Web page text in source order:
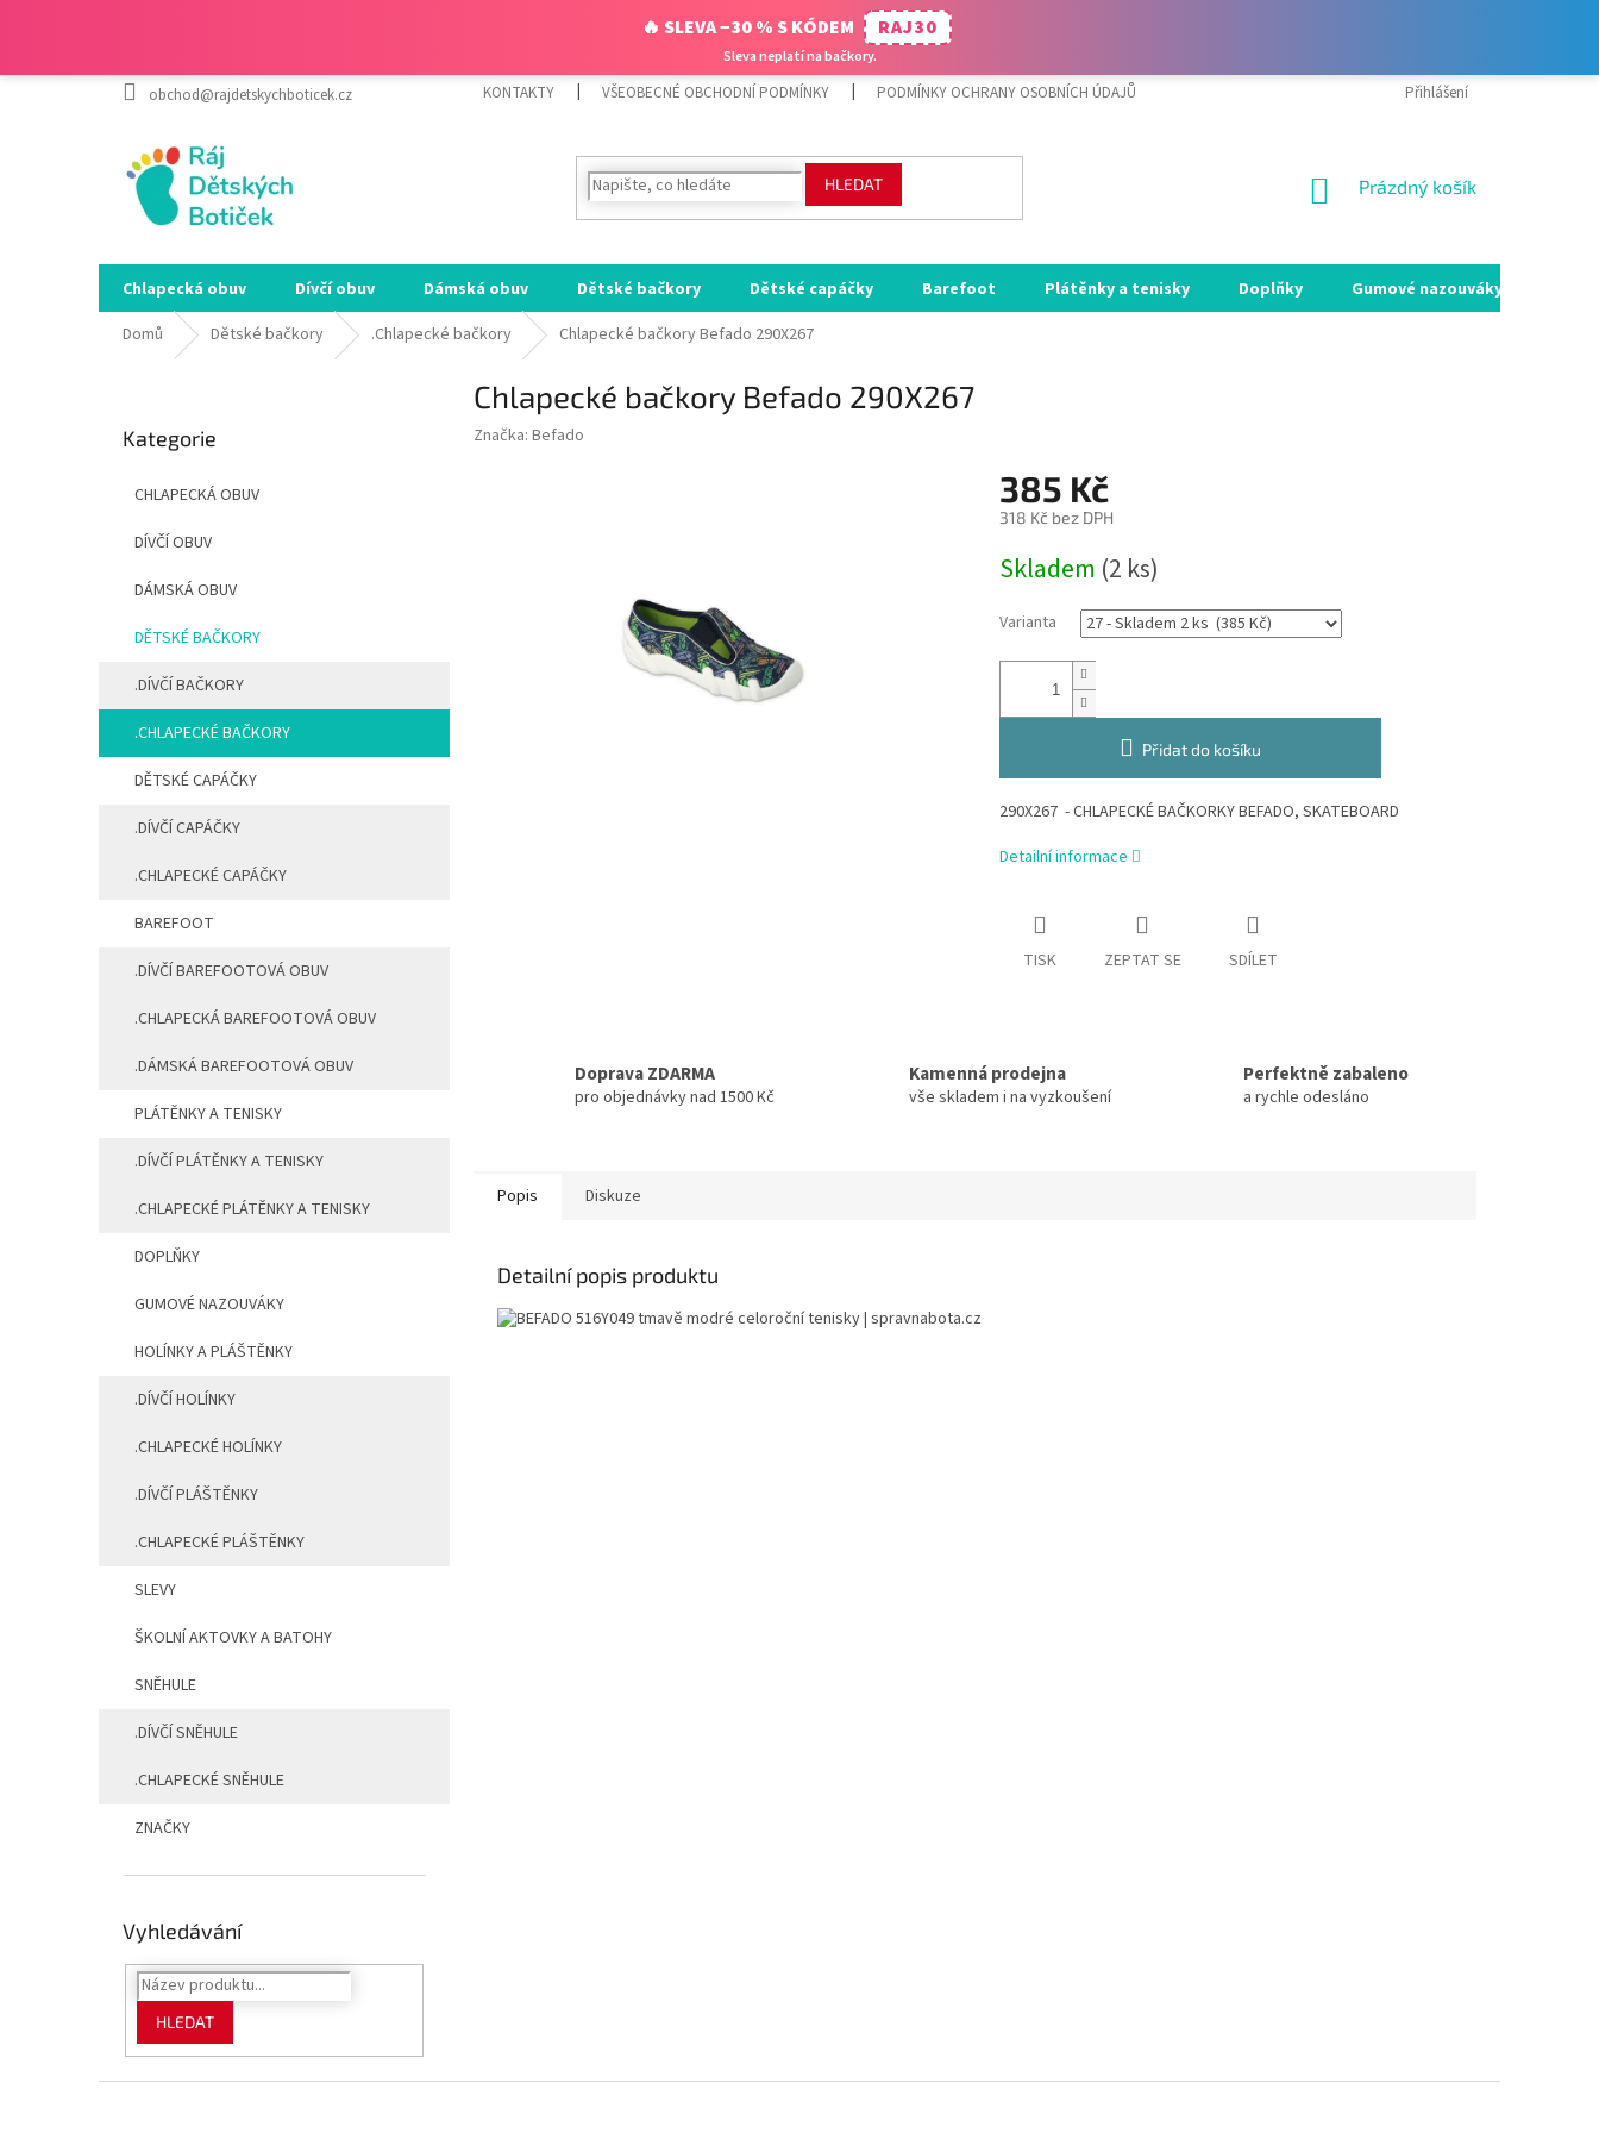
obchod@rajdetskychboticek.cz KONTAKTY VŠEOBECNÉ OBCHODNÍ PODMÍNKY PODMÍNKY OCHRANY OSOBNÍCH ÚDAJŮ MOJE OBJEDNÁVKA
Přihlášení
HLEDAT
NÁKUPNÍ
Prázdný košík
Chlapecká obuv Dívčí obuv Dámská obuv Dětské bačkory Dětské capáčky Barefoot Plátěnky a tenisky Doplňky Gumové nazouváky
Domů
Dětské bačkory .Chlapecké bačkory Chlapecké bačkory Befado 290X267
l
kategorie
Kategorie
CHLAPECKÁ OBUV
DÍVČÍ OBUV
DÁMSKÁ OBUV
DĚTSKÉ BAČKORY
.DÍVČÍ BAČKORY
.CHLAPECKÉ BAČKORY
DĚTSKÉ CAPÁČKY
.DÍVČÍ CAPÁČKY
.CHLAPECKÉ CAPÁČKY
BAREFOOT
.DÍVČÍ BAREFOOTOVÁ OBUV
.CHLAPECKÁ BAREFOOTOVÁ OBUV
.DÁMSKÁ BAREFOOTOVÁ OBUV
PLÁTĚNKY A TENISKY
.DÍVČÍ PLÁTĚNKY A TENISKY
.CHLAPECKÉ PLÁTĚNKY A TENISKY
DOPLŇKY
GUMOVÉ NAZOUVÁKY
HOLÍNKY A PLÁŠTĚNKY
.DÍVČÍ HOLÍNKY
.CHLAPECKÉ HOLÍNKY
.DÍVČÍ PLÁŠTĚNKY
.CHLAPECKÉ PLÁŠTĚNKY
SLEVY
ŠKOLNÍ AKTOVKY A BATOHY
SNĚHULE
.DÍVČÍ SNĚHULE
.CHLAPECKÉ SNĚHULE
ZNAČKY
Vyhledávání
HLEDAT
Chlapecké bačkory Befado 290X267
Značka: Befado
385 Kč
318 Kč bez DPH
cena:
Skladem (2 ks)
Varianta
Přidat do košíku
290X267 - CHLAPECKÉ BAČKORKY BEFADO, SKATEBOARD
Detailní informace
TISK ZEPTAT SE SDÍLET
Doprava ZDARMA
pro objednávky nad 1500 Kč
Kamenná prodejna
vše skladem i na vyzkoušení
Perfektně zabaleno
a rychle odesláno
Popis Diskuze
Detailní popis produktu
🔥 SLEVA −30 % S KÓDEM RAJ30
Sleva neplatí na bačkory.